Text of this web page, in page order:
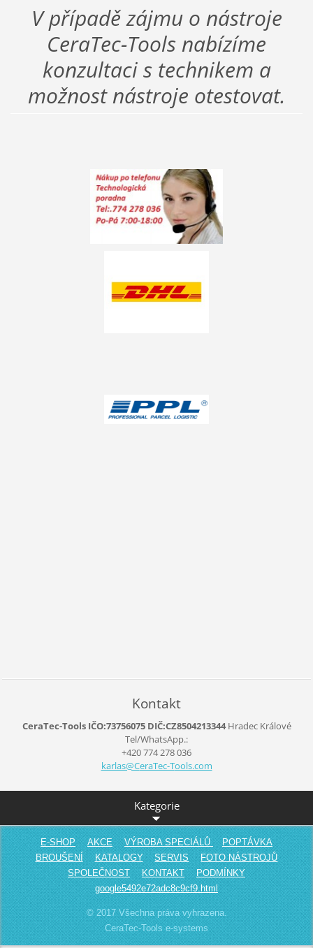
V případě zájmu o nástroje
CeraTec-Tools nabízíme
konzultaci s technikem a
možnost nástroje otestovat.
Kontakt
CeraTec-Tools IČO:73756075 DIČ:CZ8504213344Hradec Králové
Tel/WhatsApp.:
+420 774 278 036
karlas@CeraTec-Tools.com
Kategorie
E-SHOP AKCE VÝROBA SPECIÁLŮ
POPTÁVKA
BROUŠENÍ
KATALOGY SERVIS
FOTO NÁSTROJŮ
SPOLEČNOST
KONTAKT
PODMÍNKY
google5492e72adc8c9cf9.html
© 2017 Všechna práva vyhrazena.
CeraTec-Tools e-systems